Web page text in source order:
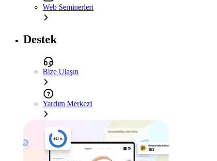
Web Seminerleri
Destek
Bize Ulaşın
Yardım Merkezi